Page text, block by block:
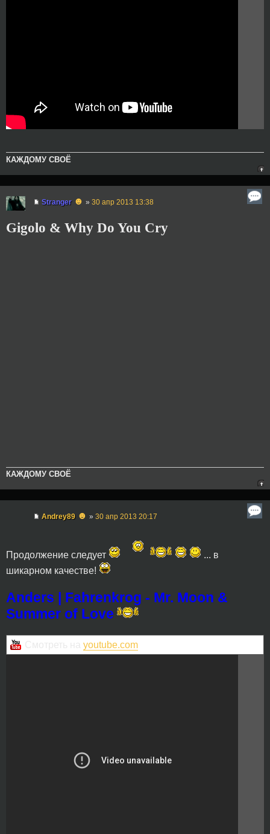
КАЖДОМУ СВОЁ
Stranger ☻ » 30 апр 2013 13:38
Gigolo & Why Do You Cry
КАЖДОМУ СВОЁ
Andrey89 ☻ » 30 апр 2013 20:17
Продолжение следует
... в
шикарном качестве!
Anders | Fahrenkrog - Mr. Moon &
Summer of Love
youtube.com